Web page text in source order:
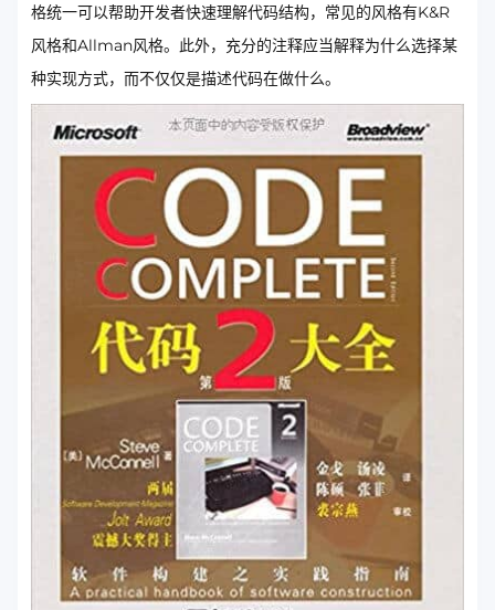
格统一可以帮助开发者快速理解代码结构，常见的风格有K&R
风格和Allman风格。此外，充分的注释应当解释为什么选择某
种实现方式，而不仅仅是描述代码在做什么。